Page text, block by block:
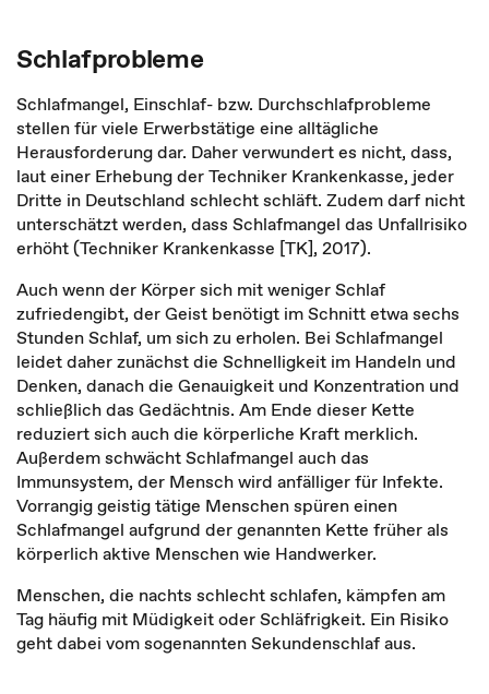
Schlafprobleme
Schlafmangel, Einschlaf- bzw. Durchschlafprobleme
stellen für viele Erwerbstätige eine alltägliche
Herausforderung dar. Daher verwundert es nicht, dass,
laut einer Erhebung der Techniker Krankenkasse, jeder
Dritte in Deutschland schlecht schläft. Zudem darf nicht
unterschätzt werden, dass Schlafmangel das Unfallrisiko
erhöht (Techniker Krankenkasse [TK], 2017).
Auch wenn der Körper sich mit weniger Schlaf
zufriedengibt, der Geist benötigt im Schnitt etwa sechs
Stunden Schlaf, um sich zu erholen. Bei Schlafmangel
leidet daher zunächst die Schnelligkeit im Handeln und
Denken, danach die Genauigkeit und Konzentration und
schließlich das Gedächtnis. Am Ende dieser Kette
reduziert sich auch die körperliche Kraft merklich.
Außerdem schwächt Schlafmangel auch das
Immunsystem, der Mensch wird anfälliger für Infekte.
Vorrangig geistig tätige Menschen spüren einen
Schlafmangel aufgrund der genannten Kette früher als
körperlich aktive Menschen wie Handwerker.
Menschen, die nachts schlecht schlafen, kämpfen am
Tag häufig mit Müdigkeit oder Schläfrigkeit. Ein Risiko
geht dabei vom sogenannten Sekundenschlaf aus.